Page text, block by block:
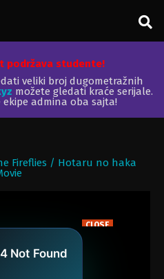
podržava studente!
veliki broj dugometražnih
možete gledati kraće serijale.
ekipe admina oba sajta!
Fireflies / Hotaru no haka
CLOSE